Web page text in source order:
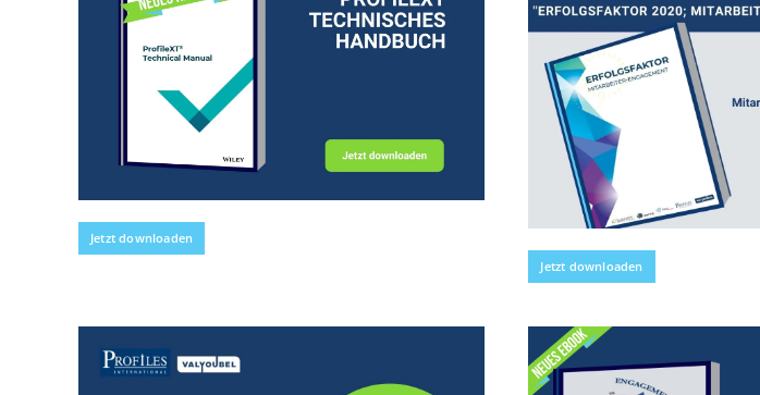
Jetzt downloaden
Jetzt downloaden